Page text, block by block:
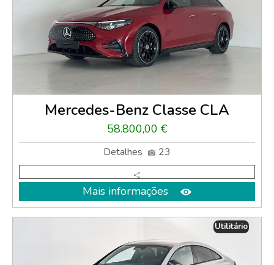
Mercedes-Benz Classe CLA
58.800,00 €
Detalhes 23
Mais informações
Utilitário